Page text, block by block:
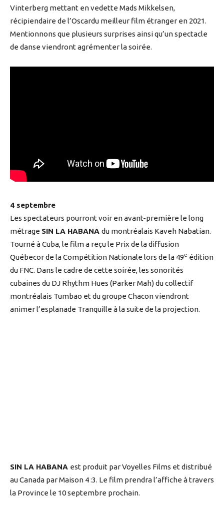
Vinterberg mettant en vedette Mads Mikkelsen,
récipiendaire de l’Oscardu meilleur film étranger en 2021.
Mentionnons que plusieurs surprises ainsi qu’un spectacle
de danse viendront agrémenter la soirée.
4 septembre
Les spectateurs pourront voir en avant-première le long
métrage SIN LA HABANA du montréalais Kaveh Nabatian.
Tourné à Cuba, le film a reçu le Prix de la diffusion
Québecor de la Compétition Nationale lors de la 49e édition
du FNC. Dans le cadre de cette soirée, les sonorités
cubaines du DJ Rhythm Hues (Parker Mah) du collectif
montréalais Tumbao et du groupe Chacon viendront
animer l’esplanade Tranquille à la suite de la projection.
SIN LA HABANA est produit par Voyelles Films et distribué
au Canada par Maison 4 :3. Le film prendra l’affiche à travers
la Province le 10 septembre prochain.